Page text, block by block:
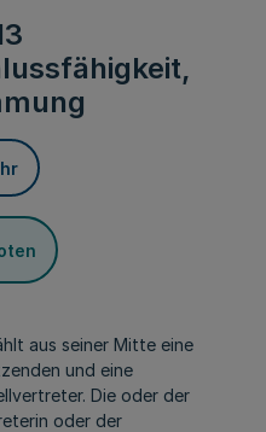
aus seiner Mitte eine
und eine
Die oder der
oder der